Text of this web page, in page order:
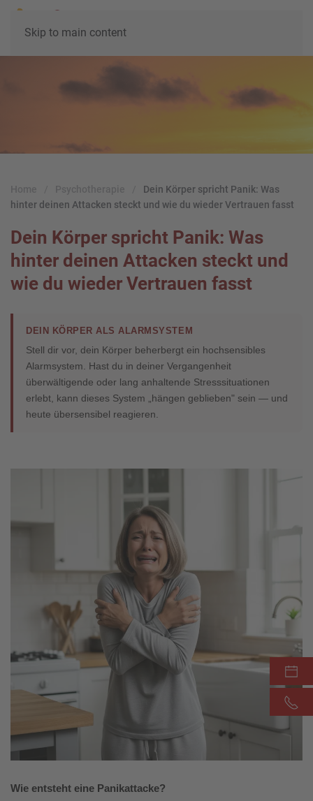
Skip to main content
Dein Körper spricht Panik: Was
hinter deinen Attacken steckt und wie du wieder Vertrauen fasst
Dein Körper spricht Panik: Was
hinter deinen Attacken steckt und
wie du wieder Vertrauen fasst
DEIN KÖRPER ALS ALARMSYSTEM
Stell dir vor, dein Körper beherbergt ein hochsensibles
Alarmsystem. Hast du in deiner Vergangenheit
überwältigende oder lang anhaltende Stresssituationen
erlebt, kann dieses System „hängen geblieben" sein — und
heute übersensibel reagieren.
Wie entsteht eine Panikattacke?